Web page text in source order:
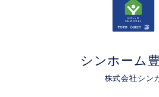
シンホーム
株式会社シン